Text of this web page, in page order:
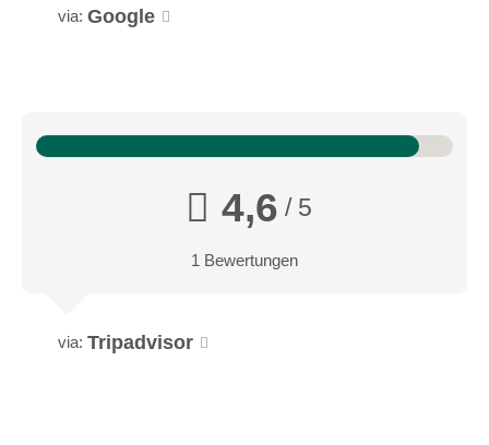
via: Google
4,6 / 5
1 Bewertungen
via: Tripadvisor